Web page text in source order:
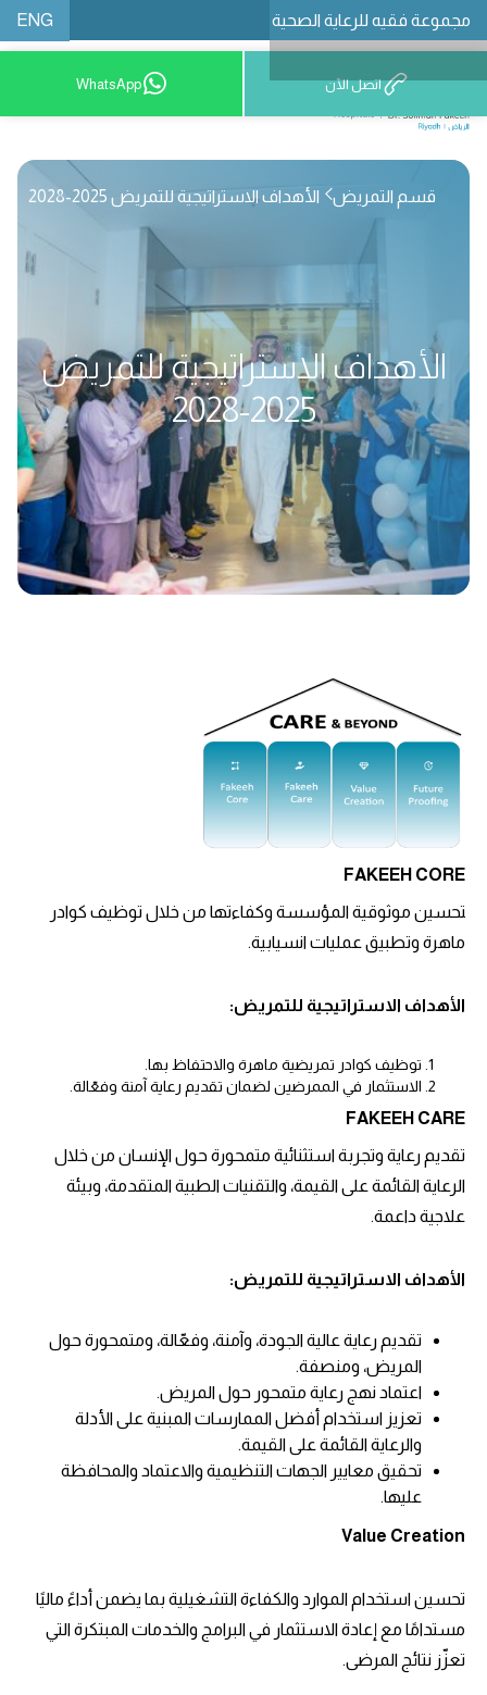
مجموعة فقيه للرعاية الصحية ENG
8001209999
اتصل الآن WhatsApp
الأهداف الاستراتيجية للتمريض
2025-2028
قسم التمريض الأهداف الاستراتيجية للتمريض 2025-2028
FAKEEH CORE
تحسين موثوقية المؤسسة وكفاءتها من خلال توظيف كوادر
ماهرة وتطبيق عمليات انسيابية.
الأهداف الاستراتيجية للتمريض:
توظيف كوادر تمريضية ماهرة والاحتفاظ بها.
الاستثمار في الممرضين لضمان تقديم رعاية آمنة وفعّالة.
FAKEEH CARE
تقديم رعاية وتجربة استثنائية متمحورة حول الإنسان من خلال
الرعاية القائمة على القيمة، والتقنيات الطبية المتقدمة، وبيئة
علاجية داعمة.
الأهداف الاستراتيجية للتمريض:
تقديم رعاية عالية الجودة، وآمنة، وفعّالة، ومتمحورة حول
المريض، ومنصفة.
اعتماد نهج رعاية متمحور حول المريض.
تعزيز استخدام أفضل الممارسات المبنية على الأدلة
والرعاية القائمة على القيمة.
تحقيق معايير الجهات التنظيمية والاعتماد والمحافظة
عليها.
Value Creation
تحسين استخدام الموارد والكفاءة التشغيلية بما يضمن أداءً ماليًا
مستدامًا مع إعادة الاستثمار في البرامج والخدمات المبتكرة التي
تعزّز نتائج المرضى.